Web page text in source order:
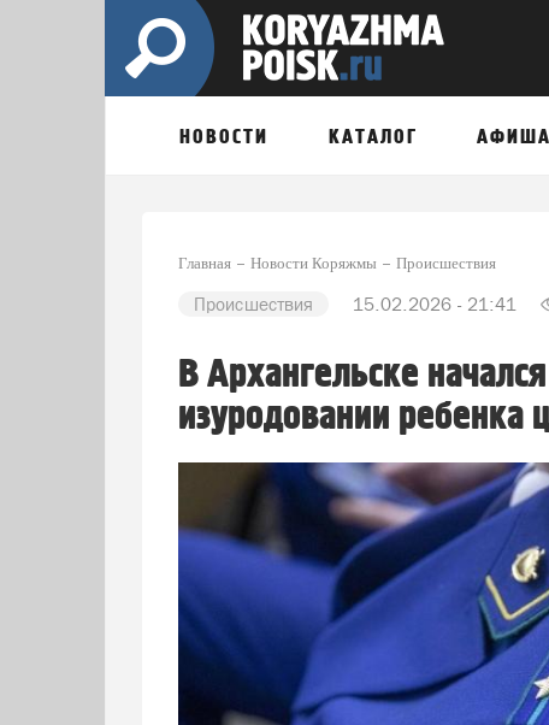
НОВОСТИ КАТАЛОГ АФИША
Главная Новости Коряжмы Происшествия
Происшествия 15.02.2026 - 21:41
В Архангельске
изуродовании ребенка